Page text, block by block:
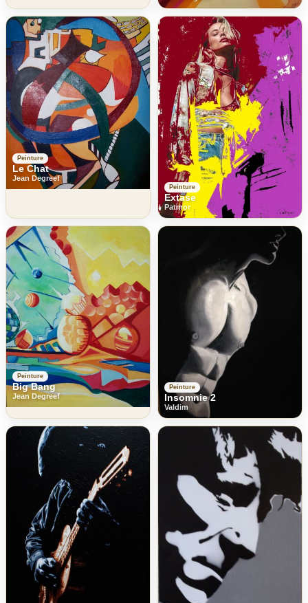
Peinture
Le Chat
Jean Degreef
Peinture
Extase
Patmor
Peinture
Big Bang
Jean Degreef
Peinture
Insomnie 2
Valdim